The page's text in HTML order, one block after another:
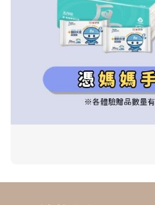
信誼基金會
2022信誼年度報告
2023信誼年度報告
2024信誼年度報告